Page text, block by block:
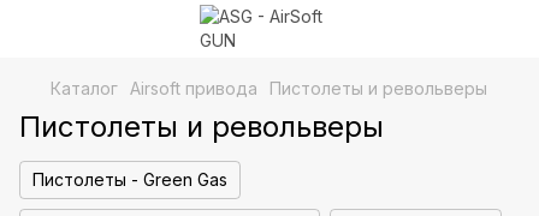
Каталог Airsoft привода Пистолеты и револьверы
Пистолеты и револьверы
Пистолеты - Green Gas